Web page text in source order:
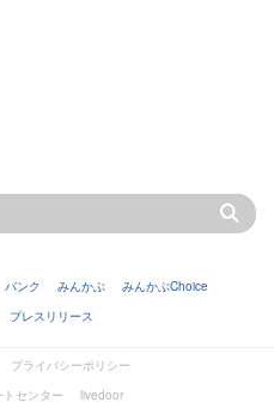
バンク みんかぶ
みんかぶChoice
プレスリリース
プライバシーポリシー
センター
livedoor